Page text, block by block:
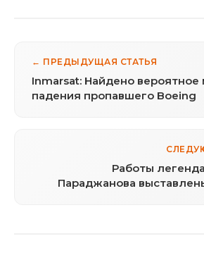
← ПРЕДЫДУЩАЯ СТАТЬЯ
Inmarsat: Найдено вероятное
падения пропавшего Boeing
Работы
Параджанова